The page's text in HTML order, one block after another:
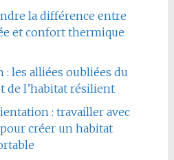
la différence entre
et confort thermique
: les alliées oubliées du
de l’habitat résilient
: travailler avec
créer un habitat